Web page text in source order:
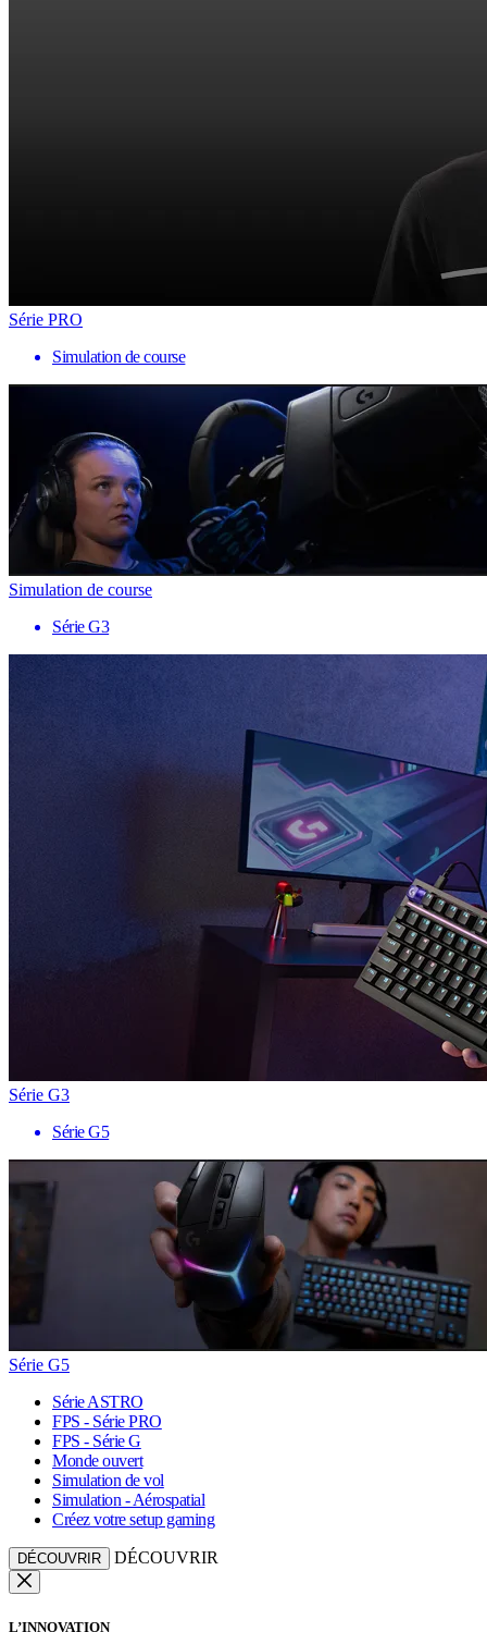
Série PRO
Simulation de course
Simulation de course
Série G3
Série G3
Série G5
Série G5
Série ASTRO
FPS - Série PRO
FPS - Série G
Monde ouvert
Simulation de vol
Simulation - Aérospatial
Créez votre setup gaming
DÉCOUVRIR DÉCOUVRIR
L’INNOVATION